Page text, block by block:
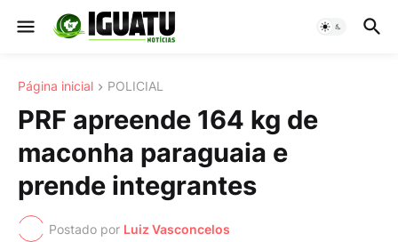
Página inicial POLICIAL
PRF apreende 164 kg de
maconha paraguaia e
prende integrantes
Postado por Luiz Vasconcelos